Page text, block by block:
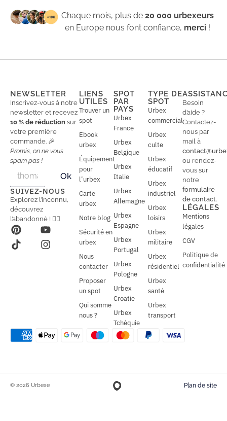
Chaque mois, plus de20 000 urbexeurs
en Europe nous font confiance, merci !
NEWSLETTER
Inscrivez-vous à notre
newsletter et recevez
10 % de réduction sur
votre première
commande. 🎉
Promis, on ne vous
spam pas !
a
i
l
a
i
l
*
Ok
SUIVEZ-NOUS
Explorez l’inconnu,
découvrez
l’abandonné ! 🕵️‍♂️
LIENS
UTILES
Trouver un
spot
Ebook
urbex
Équipement
pour
l’urbex
Carte
urbex
Notre blog
Sécurité en
urbex
Nous
contacter
Proposer
un spot
Qui somme
nous ?
SPOT
PAR
PAYS
Urbex
France
Urbex
Belgique
Urbex
Italie
Urbex
Allemagne
Urbex
Espagne
Urbex
Portugal
Urbex
Pologne
Urbex
Croatie
Urbex
Tchéquie
TYPE DE
SPOT
Urbex
commercial
Urbex
culte
Urbex
éducatif
Urbex
industriel
Urbex
loisirs
Urbex
militaire
Urbex
résidentiel
Urbex
santé
Urbex
transport
Besoin
d’aide ?
Contactez-
nous par
mail à
ou rendez-
vous sur
notre
formulaire
de contact.
LÉGALES
Mentions
légales
CGV
Politique de
confidentialité
© 2026 Urbexe Plan de site